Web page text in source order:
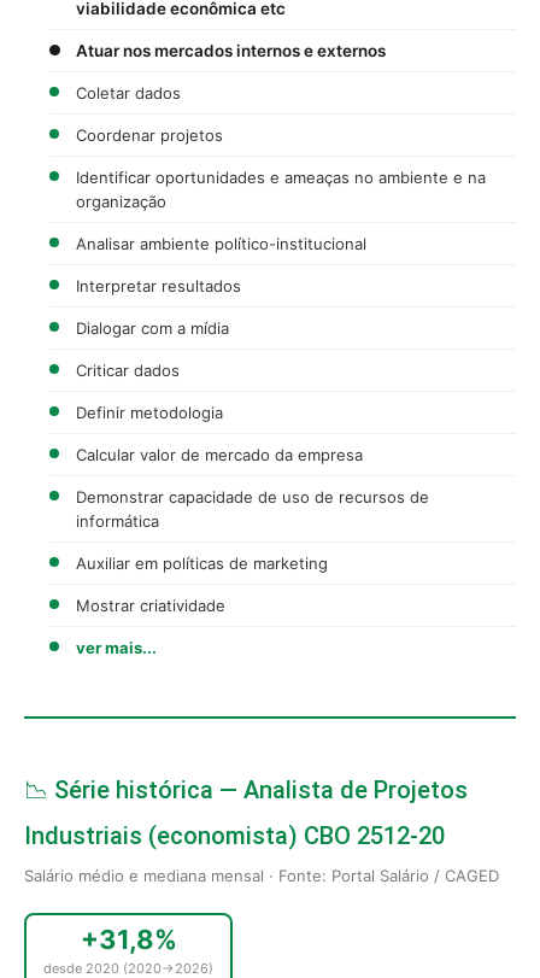
viabilidade econômica etc
Atuar nos mercados internos e externos
Coletar dados
Coordenar projetos
Identificar oportunidades e ameaças no ambiente e na
organização
Analisar ambiente político-institucional
Interpretar resultados
Dialogar com a mídia
Criticar dados
Definir metodologia
Calcular valor de mercado da empresa
Demonstrar capacidade de uso de recursos de
informática
Auxiliar em políticas de marketing
Mostrar criatividade
ver mais...
📉 Série histórica — Analista de Projetos
Industriais (economista) CBO 2512-20
Salário médio e mediana mensal · Fonte: Portal Salário / CAGED
+31,8%
desde 2020 (2020→2026)